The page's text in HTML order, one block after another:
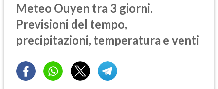
Meteo Ouyen tra 3 giorni.
Previsioni del tempo,
precipitazioni, temperatura e venti